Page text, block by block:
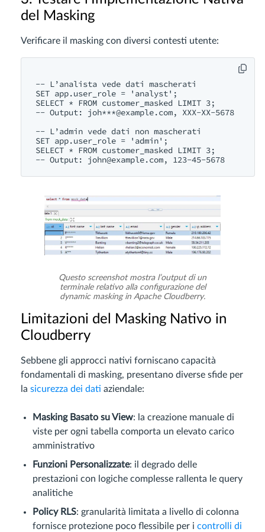
del Masking
Verificare il masking con diversi contesti utente:
-- L’analista vede dati mascherati
SET app.user_role = 'analyst';
SELECT * FROM customer_masked LIMIT 3;
-- Output: joh***@example.com, XXX-XX-5678
-- L’admin vede dati non mascherati
SET app.user_role = 'admin';
SELECT * FROM customer_masked LIMIT 3;
-- Output: john@example.com
Questo screenshot mostra l’output di un
terminale relativo alla configurazione del
dynamic masking in Apache Cloudberry.
Limitazioni del Masking Nativo in
Cloudberry
Sebbene gli approcci nativi forniscano capacità
fondamentali di masking, presentano diverse sfide per
la sicurezza dei dati aziendale:
Masking Basato su View: la creazione manuale di
viste per ogni tabella comporta un elevato carico
amministrativo
Funzioni Personalizzate: il degrado delle
prestazioni con logiche complesse rallenta le query
analitiche
Policy RLS: granularità limitata a livello di colonna
fornisce protezione poco flessibile per i controlli di